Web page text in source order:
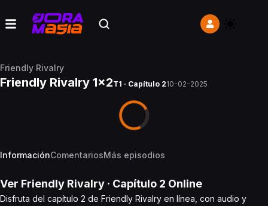
Friendly Rivalry
Friendly Rivalry 1x2T1 · Capítulo 210-02-2025
InformaciónComentariosMás episodios
Ver Friendly Rivalry · Capítulo 2 Online
Disfruta del capítulo 2 de Friendly Rivalry en línea, con audio y